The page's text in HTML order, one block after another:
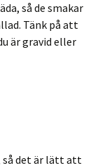
så de smakar
Tänk på att
är gravid eller
så det är lätt att